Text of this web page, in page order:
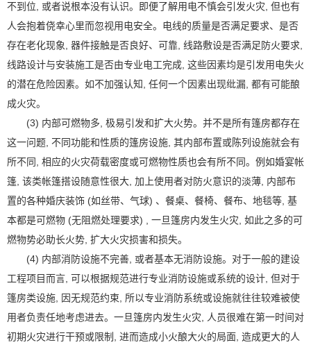
不到位, 或者说根本没有认识。即便了解用电不慎会引发火灾, 但也有
人会抱着侥幸心里而忽视用电安全。电线的质量是否满足要求、是否
存在老化现象, 器件接触是否良好、可靠, 线路敷设是否满足防火要求,
线路设计与安装施工是否由专业电工完成, 这些因素均是引发用电失火
的潜在危险因素。如不加强认知, 任何一个因素出现纰漏, 都有可能酿
成火灾。
(3) 内部可燃物多, 极易引发和扩大火势。并不是所有篷房都存在
这一问题, 不同功能和性质的篷房设施, 其内部布置或陈列设施就会有
所不同, 相应的火灾荷载密度或可燃物性质也会有所不同。例如婚宴帐
篷, 该类帐篷搭设随意性很大, 加上使用者对防火意识的淡薄, 内部布
置的各种婚庆装饰 (如丝带、气球) 、餐桌、餐椅、餐布、地毯等, 基
本都是可燃物 (无阻燃处理要求) , 一旦篷房内发生火灾, 如此之多的可
燃物势必助长火势, 扩大火灾损害和损失。
(4) 内部消防设施不完善, 或者基本无消防设施。对于一般的建设
工程项目而言, 可以根据规范进行专业消防设施或系统的设计, 但对于
篷房类设施, 因无规范约束, 所以专业消防系统或设施就往往较难被使
用者负责任地考虑进去。一旦篷房内发生火灾, 人员很难在第一时间对
初期火灾进行干预或限制, 进而造成小火酿大火的局面, 造成更大的人